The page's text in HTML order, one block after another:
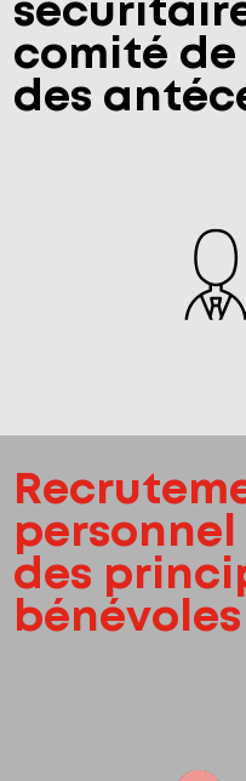
comité
des
des
bénévoles